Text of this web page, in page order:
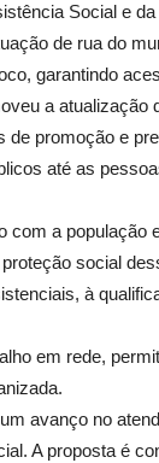
Social e
de rua do
garantindo
a
promoção e
até as
a
social
à
em rede,
avanço no
A proposta é